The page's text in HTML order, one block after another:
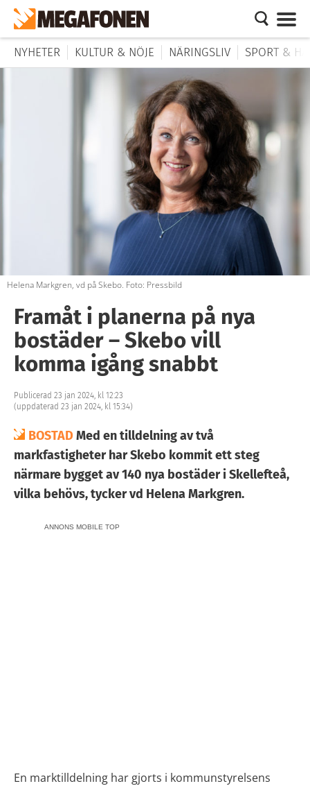
NYHETER KULTUR & NÖJE NÄRINGSLIV SPORT &
Helena Markgren, vd på Skebo. Foto: Pressbild
Framåt i planerna på nya
bostäder – Skebo vill
komma igång snabbt
Publicerad 23 jan 2024, kl 12:23
(uppdaterad 23 jan 2024, kl 15:34)
BOSTAD Med en tilldelning av två
markfastigheter har Skebo kommit ett steg
närmare bygget av 140 nya bostäder i Skellefteå,
vilka behövs, tycker vd Helena Markgren.
ANNONS MOBILE TOP
En marktilldelning har gjorts i kommunstyrelsens